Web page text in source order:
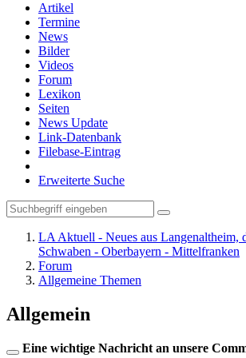
Artikel
Termine
News
Bilder
Videos
Forum
Lexikon
Seiten
News Update
Link-Datenbank
Filebase-Eintrag
Erweiterte Suche
LA Aktuell - Neues aus Langenaltheim,
Schwaben - Oberbayern - Mittelfranken
Forum
Allgemeine Themen
Allgemein
Eine wichtige Nachricht an unsere